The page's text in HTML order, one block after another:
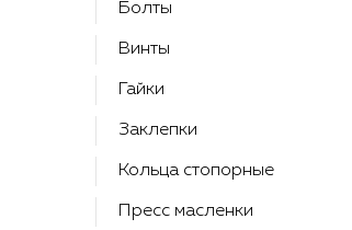
Контакты
Болты
Винты
Гайки
Заклепки
Кольца стопорные
Пресс масленки